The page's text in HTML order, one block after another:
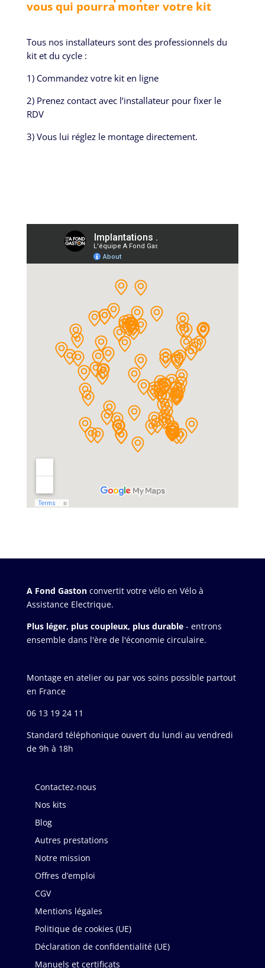
vous qui pourra monter votre kit
Tous nos installateurs sont des professionnels du
kit et du cycle :
1) Commandez votre kit en ligne
2) Prenez contact avec l’installateur pour fixer le
RDV
3) Vous lui réglez le montage directement.
A Fond Gastonconvertit votre vélo en Vélo à
Assistance Electrique.
Plus léger, plus coupleux, plus durable - entrons
ensemble dans l'ère de l'économie circulaire.
Montage en atelier ou par vos soins possible partout
en France
06 13 19 24 11
Standard téléphonique ouvert du lundi au vendredi
de 9h à 18h
Contactez-nous
Nos kits
Blog
Autres prestations
Notre mission
Offres d’emploi
CGV
Mentions légales
Politique de cookies (UE)
Déclaration de confidentialité (UE)
Manuels et certificats